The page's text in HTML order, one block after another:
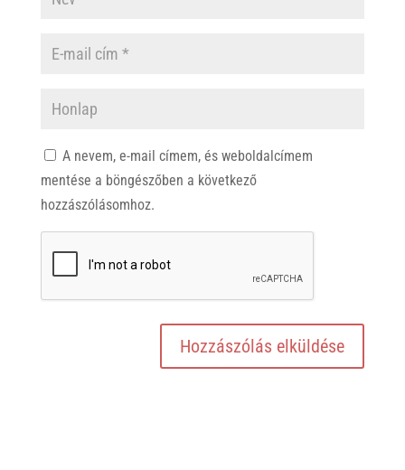
A nevem, e-mail címem, és weboldalcímem
mentése a böngészőben a következő
hozzászólásomhoz.